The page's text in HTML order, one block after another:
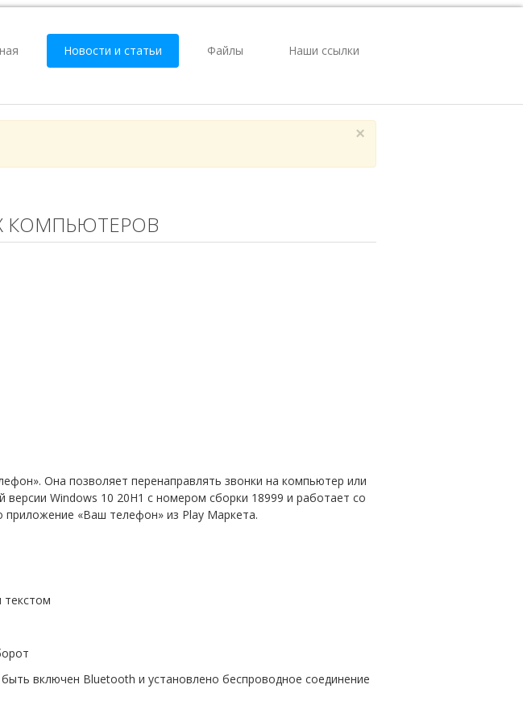
Новости и статьи Файлы Наши ссылки
×
КОМПЬЮТЕРОВ
Она позволяет перенаправлять звонки на компьютер или
Windows 10 20H1 с номером сборки 18999 и работает со
«Ваш телефон» из Play Маркета.
текстом
включен Bluetooth и установлено беспроводное соединение